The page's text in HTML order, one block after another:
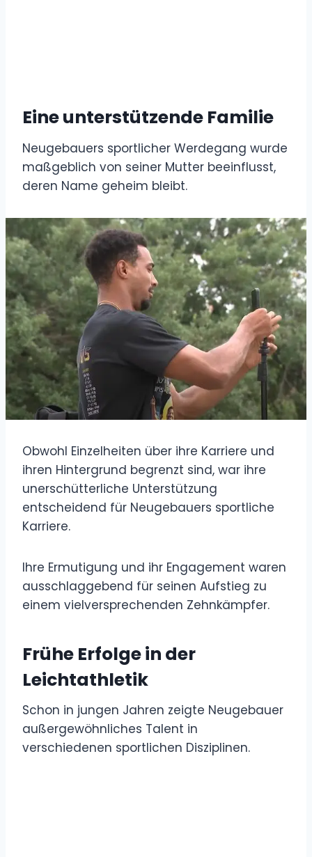
Eine unterstützende Familie
Neugebauers sportlicher Werdegang wurde
maßgeblich von seiner Mutter beeinflusst,
deren Name geheim bleibt.
Obwohl Einzelheiten über ihre Karriere und
ihren Hintergrund begrenzt sind, war ihre
unerschütterliche Unterstützung
entscheidend für Neugebauers sportliche
Karriere.
Ihre Ermutigung und ihr Engagement waren
ausschlaggebend für seinen Aufstieg zu
einem vielversprechenden Zehnkämpfer.
Frühe Erfolge in der
Leichtathletik
Schon in jungen Jahren zeigte Neugebauer
außergewöhnliches Talent in
verschiedenen sportlichen Disziplinen.